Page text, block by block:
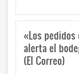
«Los pedidos
alerta el
(El Correo)